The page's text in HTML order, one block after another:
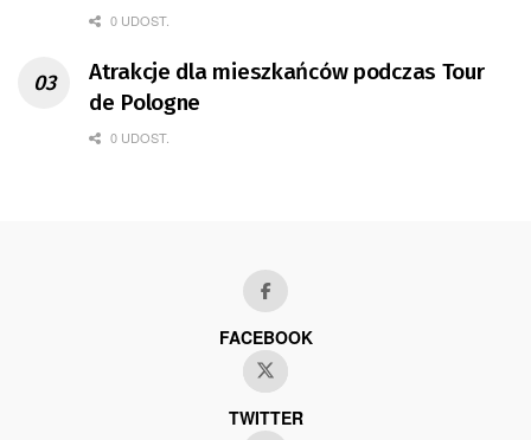
0 UDOST.
Atrakcje dla mieszkańców podczas Tour
de Pologne
0 UDOST.
FACEBOOK
TWITTER